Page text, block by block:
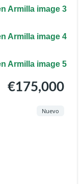
€175,000
Nuevo